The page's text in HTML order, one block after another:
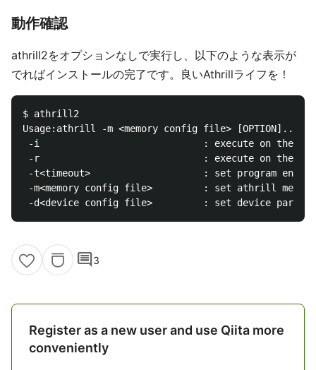
動作確認
athrill2をオプションなしで実行し、以下のような表示が
でればインストールの完了です。良いAthrillライフを！
$ athrill2
Usage:athrill -m <memory config file> [OPTION]...
-i                             : execute on the
-r                             : execute on the remote
-t<timeout>                    : set program end time
-m<memory config file>         : set athrill
comment3
Register as a new user and use Qiita more
conveniently